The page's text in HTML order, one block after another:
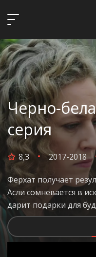
Черно-
серия
8,3 2017-2018
Ферхат получает
Асли сомневается в
дарит подарки для